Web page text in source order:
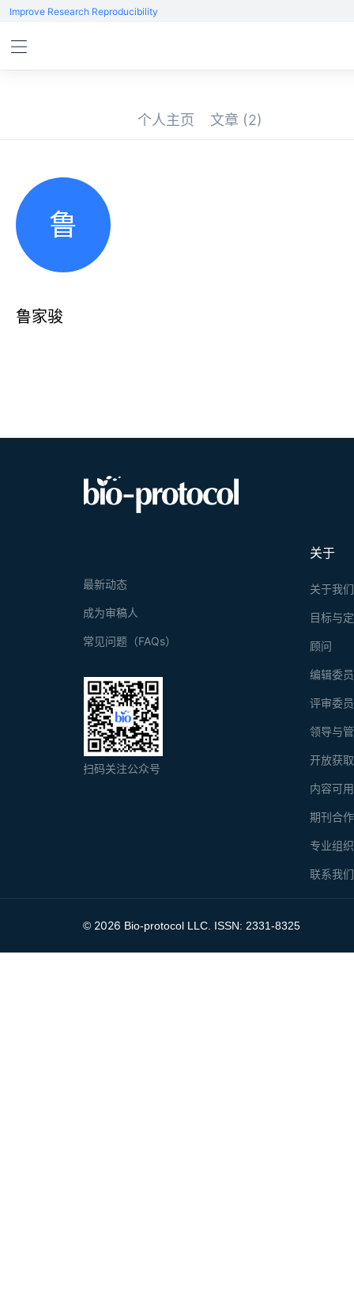
Improve Research Reproducibility
个人主页 文章 (2)
鲁
鲁家骏
关于
关于我们
目标与
顾问
编辑委
评审委
领导与
开放获
内容可
期刊合
专业组
联系我们
最新动态
成为审稿人
常见问题（FAQs）
扫码关注公众号
© 2026 Bio-protocol LLC. ISSN: 2331-8325